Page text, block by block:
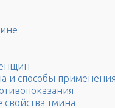
и способы
тмина